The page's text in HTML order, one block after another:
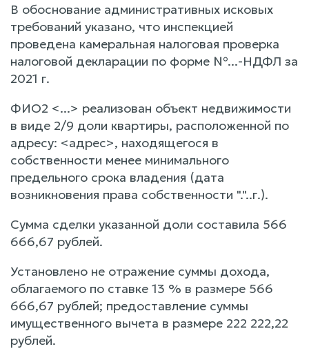
В обоснование административных исковых
требований указано, что инспекцией
проведена камеральная налоговая проверка
налоговой декларации по форме №...-НДФЛ за
2021 г.
ФИО2 <...> реализован объект недвижимости
в виде 2/9 доли квартиры, расположенной по
адресу: <адрес>, находящегося в
собственности менее минимального
предельного срока владения (дата
возникновения права собственности "."..г.).
Сумма сделки указанной доли составила 566
666,67 рублей.
Установлено не отражение суммы дохода,
облагаемого по ставке 13 % в размере 566
666,67 рублей; предоставление суммы
имущественного вычета в размере 222 222,22
рублей.